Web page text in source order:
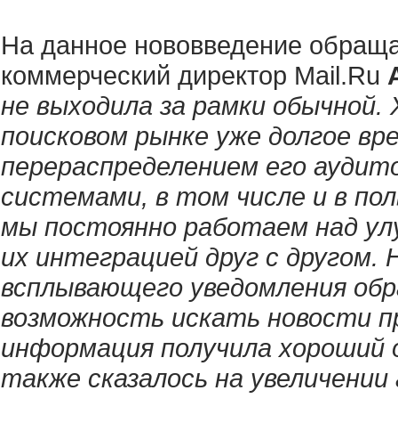
На данное нововведение
коммерческий директор Mail.Ru
не выходила за рамки
поисковом рынке уже долгое
перераспределением его
системами, в том числе и в
мы постоянно работаем над
их интеграцией друг с
всплывающего уведомления
возможность искать новости
информация получила
также сказалось на